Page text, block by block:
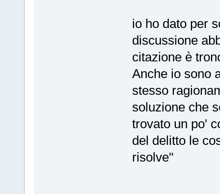
io ho dato per
discussione
citazione è
Anche io sono
stesso
soluzione che
trovato un po'
del delitto le
risolve"